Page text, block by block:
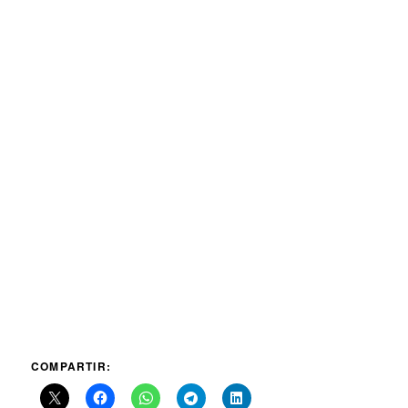
COMPARTIR: